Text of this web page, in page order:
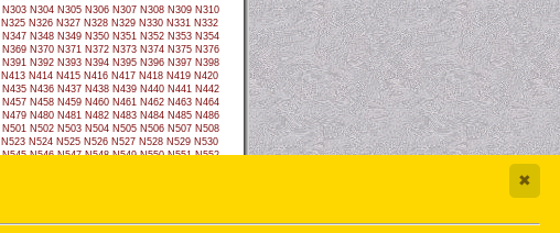
N303 N304 N305 N306 N307 N308 N309 N310
N325 N326 N327 N328 N329 N330 N331 N332
N347 N348 N349 N350 N351 N352 N353 N354
N369 N370 N371 N372 N373 N374 N375 N376
N391 N392 N393 N394 N395 N396 N397 N398
N413 N414 N415 N416 N417 N418 N419 N420
N435 N436 N437 N438 N439 N440 N441 N442
N457 N458 N459 N460 N461 N462 N463 N464
N479 N480 N481 N482 N483 N484 N485 N486
N501 N502 N503 N504 N505 N506 N507 N508
N523 N524 N525 N526 N527 N528 N529 N530
N545 N546 N547 N548 N549 N550 N551 N552
✖